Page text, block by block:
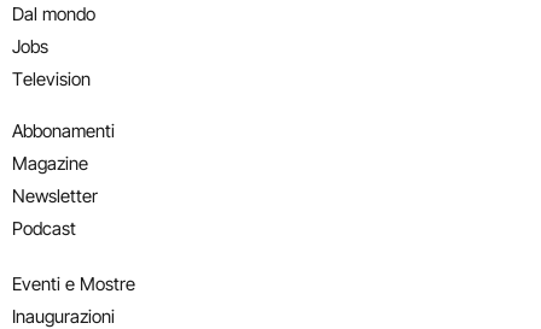
Dal mondo
Jobs
Television
Abbonamenti
Magazine
Newsletter
Podcast
Eventi e Mostre
Inaugurazioni